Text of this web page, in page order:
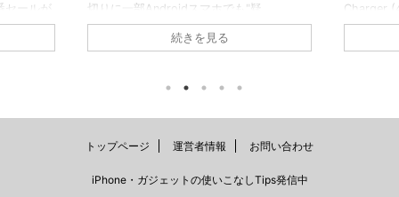
ールが
ルは非プ
切りに一部Androidスマホでも"疑
似"AirDrop機能が使えるようになりまし
た。 Quick Share通じてAppleデバイス向
のものです。 Googleが自主的に開発した
対応機種を優先的に選ぶ理由になります。
続きを見る
Charger
」を購入
トップページ 運営者情報 お問い合わせ
iPhone・ガジェットの使いこなしTips発信中